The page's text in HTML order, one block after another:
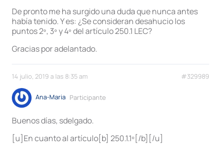
De pronto me ha surgido una duda que nunca antes
había tenido. Y es: ¿Se consideran desahucio los
puntos 2º, 3º y 4º del artículo 250.1 LEC?
Gracias por adelantado.
14 julio, 2019 a las 8:35 am #329989
Ana-Maria Participante
Buenos días, sdelgado.
[u]En cuanto al artículo[b] 250.1.1º[/b][/u]